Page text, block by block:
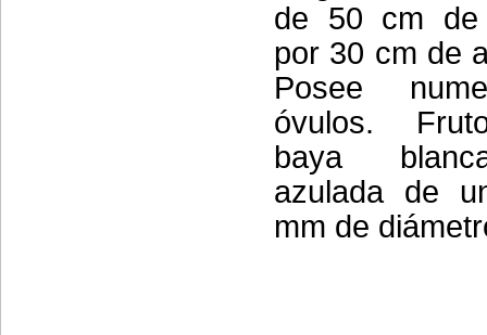
de 50 cm de
por 30 cm de
Posee
óvulos.
baya
azulada de
mm de